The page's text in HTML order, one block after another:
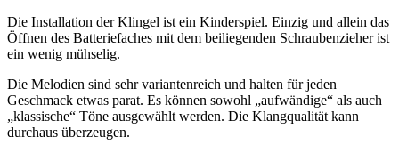
Die Installation der Klingel ist ein Kinderspiel. Einzig und allein das
Öffnen des Batteriefaches mit dem beiliegenden Schraubenzieher ist
ein wenig mühselig.
Die Melodien sind sehr variantenreich und halten für jeden
Geschmack etwas parat. Es können sowohl „aufwändige“ als auch
„klassische“ Töne ausgewählt werden. Die Klangqualität kann
durchaus überzeugen.